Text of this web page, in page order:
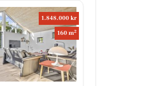
1.848.000 kr
160 m2